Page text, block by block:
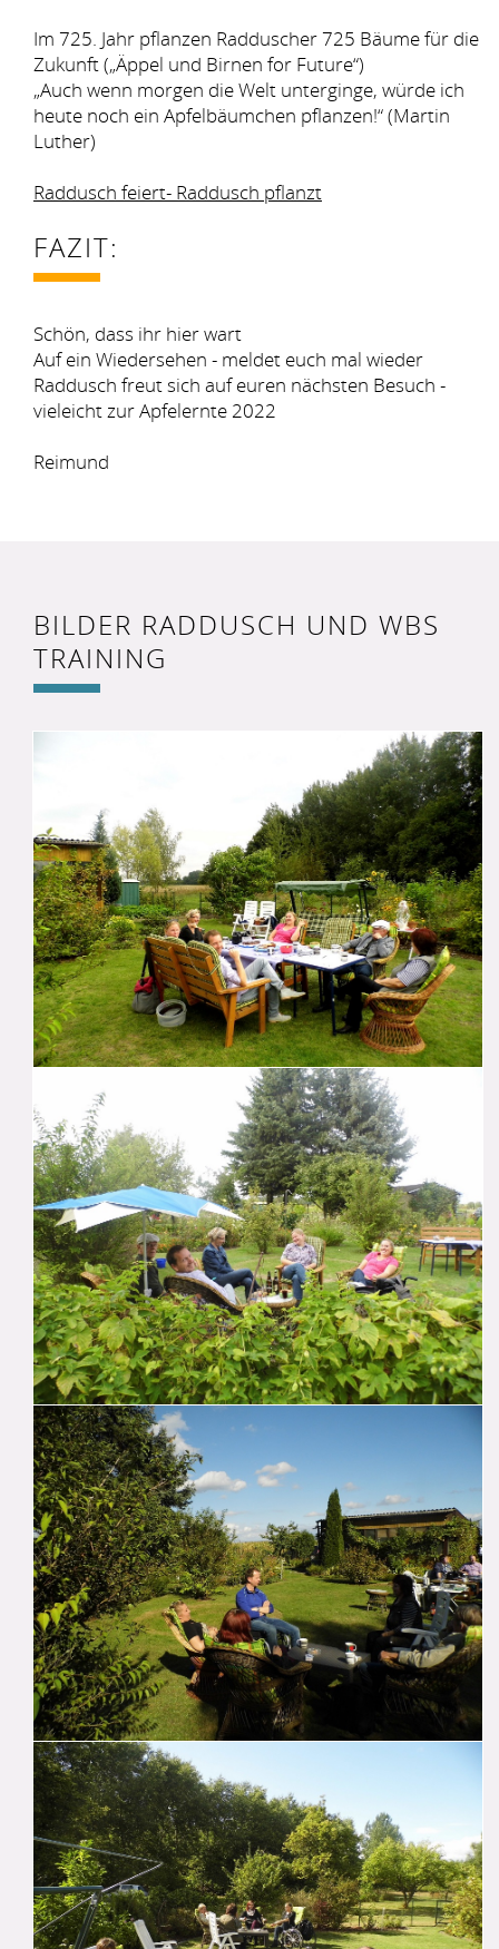
Im 725. Jahr pflanzen Radduscher 725 Bäume für die
Zukunft („Äppel und Birnen for Future“)
„Auch wenn morgen die Welt unterginge, würde ich
heute noch ein Apfelbäumchen pflanzen!“ (Martin
Luther)
Raddusch feiert- Raddusch pflanzt
FAZIT:
Schön, dass ihr hier wart
Auf ein Wiedersehen - meldet euch mal wieder
Raddusch freut sich auf euren nächsten Besuch -
vieleicht zur Apfelernte 2022
Reimund
BILDER RADDUSCH UND WBS
TRAINING